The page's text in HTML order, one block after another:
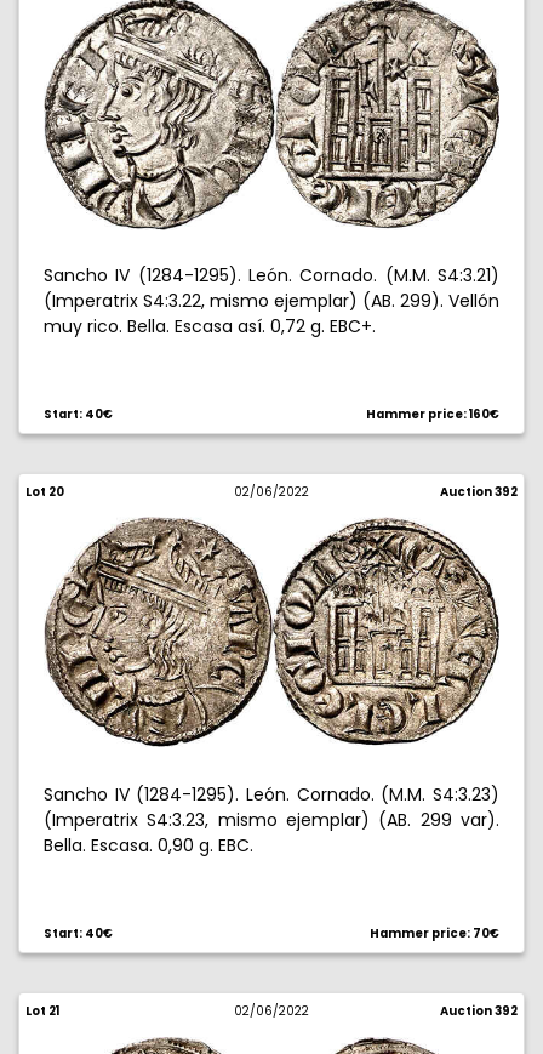
Sancho IV (1284-1295). León. Cornado. (M.M. S4:3.21)
(Imperatrix S4:3.22, mismo ejemplar) (AB. 299). Vellón
muy rico. Bella. Escasa así. 0,72 g. EBC+.
Start: 40€ Hammer price: 160€
Lot 20 02/06/2022 Auction 392
Sancho IV (1284-1295). León. Cornado. (M.M. S4:3.23)
(Imperatrix S4:3.23, mismo ejemplar) (AB. 299 var).
Bella. Escasa. 0,90 g. EBC.
Start: 40€ Hammer price: 70€
Lot 21 02/06/2022 Auction 392